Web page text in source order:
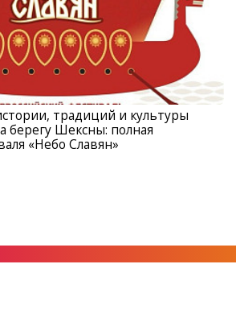
традиций и культуры
берегу Шексны: полная
«Небо Славян»